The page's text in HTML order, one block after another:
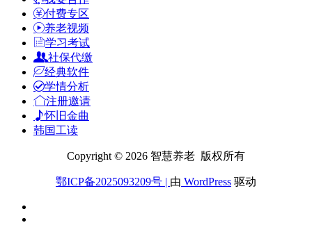
付费专区
养老视频
学习考试
社保代缴
经典软件
学情分析
注册邀请
怀旧金曲
韩国工读
Copyright © 2026 智慧养老 版权所有
鄂ICP备2025093209号 | 由 WordPress 驱动